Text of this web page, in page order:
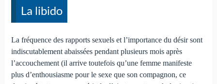
La libido
La fréquence des rapports sexuels et l’importance du désir sont
indiscutablement abaissées pendant plusieurs mois après
l’accouchement (il arrive toutefois qu’une femme manifeste
plus d’enthousiasme pour le sexe que son compagnon, ce